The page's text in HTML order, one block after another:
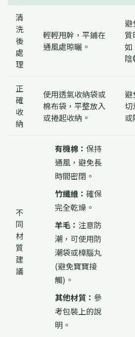
清
洗
後
處
理
輕輕甩幹，平鋪在
通風處晾曬。
質
如
陰
正
確
收
納
使用透氣收納袋或
棉布袋，平整放入
或捲起收納。
避
切
或
不
同
材
質
建
議
有機棉： 保持
通風，避免長
時間密閉。
竹纖維： 確保
完全乾燥。
羊毛： 注意防
潮，可使用防
潮袋或樟腦丸
(避免寶寶接
觸)。
其他材質： 參
考包裝上的說
明。